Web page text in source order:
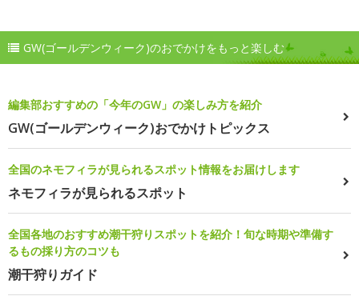
GW(ゴールデンウィーク)のおでかけをもっと楽しむ
編集部おすすめの「今年のGW」の楽しみ方を紹介
GW(ゴールデンウィーク)おでかけトピックス
全国のネモフィラが見られるスポット情報をお届けします
ネモフィラが見られるスポット
全国各地のおすすめ潮干狩りスポットを紹介！旬な時期や準備す
るもの採り方のコツも
潮干狩りガイド